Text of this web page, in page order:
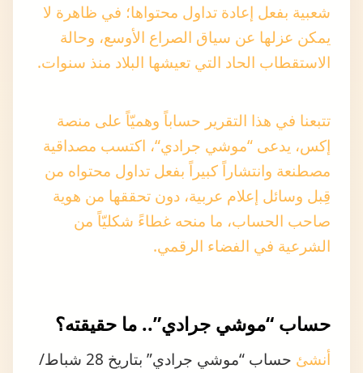
شعبية بفعل إعادة تداول محتواها؛ في ظاهرة لا
يمكن عزلها عن سياق الصراع الأوسع، وحالة
الاستقطاب الحاد التي تعيشها البلاد منذ سنوات.
تتبعنا في هذا التقرير حساباً وهميّاً على منصة
إكس، يدعى “موشي جرادي“، اكتسب مصداقية
مصطنعة وانتشاراً كبيراً بفعل تداول محتواه من
قِبل وسائل إعلام عربية، دون تحققها من هوية
صاحب الحساب، ما منحه غطاءً شكليّاً من
الشرعية في الفضاء الرقمي.
حساب “موشي جرادي”.. ما حقيقته؟
أنشئ
حساب “موشي جرادي” بتاريخ 28 شباط/